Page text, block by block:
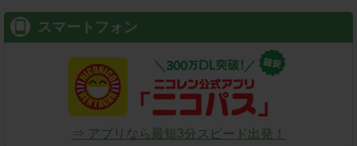
スマートフォン
⇒ アプリなら最短3分スピード出発！